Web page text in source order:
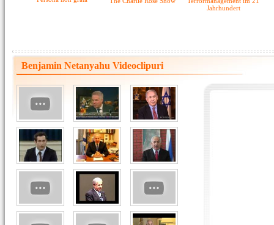
Jahrhundert
Benjamin Netanyahu Videoclipuri